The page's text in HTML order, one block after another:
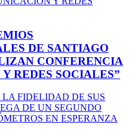
DE SANTIAGO
CONFERENCIA
REDES SOCIALES”